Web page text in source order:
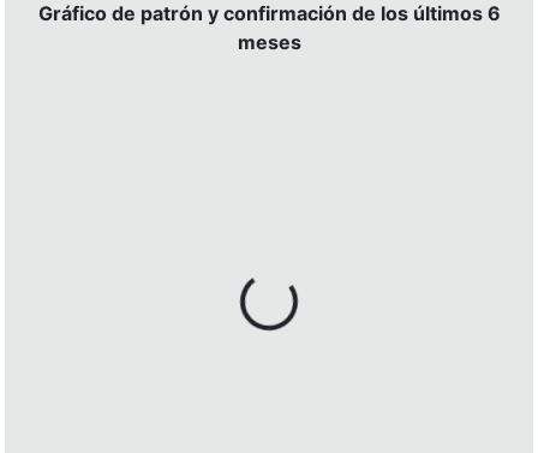
Gráfico de patrón y confirmación de los últimos 6
meses